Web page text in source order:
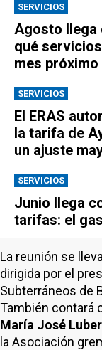
SERVICIOS
Agosto llega
qué
mes próximo
SERVICIOS
El ERAS
la tarifa de
un ajuste
SERVICIOS
Junio llega
tarifas: el
La reunión se
dirigida por el
Subterráneos de
También contará
María José
la Asociación